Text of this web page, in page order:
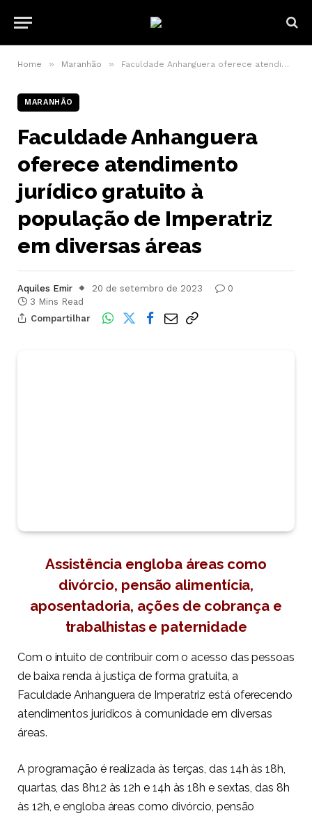
Home » Maranhão » Faculdade Anhanguera oferece atendimento jurídico gratuito à população de Imperatriz em diversas áreas
MARANHÃO
Faculdade Anhanguera
oferece atendimento
jurídico gratuito à
população de Imperatriz
em diversas áreas
Aquiles Emir 20 de setembro de 2023
0
3 Mins Read
Compartilhar
Assistência engloba áreas como
divórcio, pensão alimentícia,
aposentadoria, ações de cobrança e
trabalhistas e paternidade
Com o intuito de contribuir com o acesso das pessoas
de baixa renda à justiça de forma gratuita, a
Faculdade Anhanguera de Imperatriz está oferecendo
atendimentos jurídicos à comunidade em diversas
áreas.
A programação é realizada às terças, das 14h às 18h,
quartas, das 8h12 às 12h e 14h às 18h e sextas, das 8h
às 12h, e engloba áreas como divórcio, pensão